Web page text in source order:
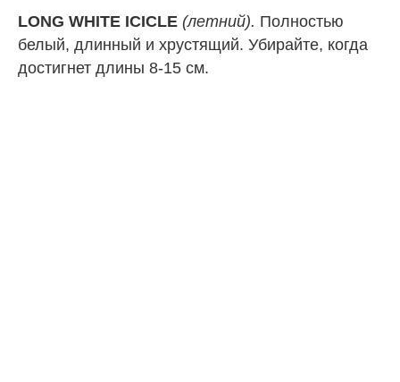
LONG WHITE ICICLE (летний). Полностью
белый, длинный и хрустящий. Убирайте, когда
достигнет длины 8-15 см.